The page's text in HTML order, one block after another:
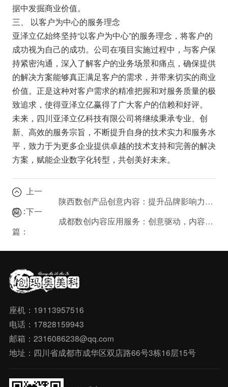
据中发掘商业价值。
三、 以客户为中心的服务理念
亚泽立亿始终坚持“以客户为中心”的服务理念，将客户的
成功视为自己的成功。公司在项目实施过程中，与客户保
持紧密沟通，深入了解客户的业务场景和痛点，确保提供
的解决方案能够真正满足客户的需求，并带来切实的商业
价值。正是这种对客户需求的精准把握和对服务质量的极
致追求，使得亚泽立亿赢得了广大客户的信赖和好评。
未来，四川亚泽立亿科技有限公司将继续秉承专业、创
新、高效的服务宗旨，不断提升自身的技术实力和服务水
平，致力于为更多企业提供卓越的技术支持和完善的解决
方案，赋能企业数字化转型，共创美好未来。
上一
篇：
陕西数创产品创意内容：提升品牌影响力的关键
下一
篇：
成都数创内容应用服务：创意驱动，内容为王
座机：19113957516
电话：17828159943
邮箱：2316086238@qq.com
地址：四川省成都市成华区双店路66号3栋16层15号